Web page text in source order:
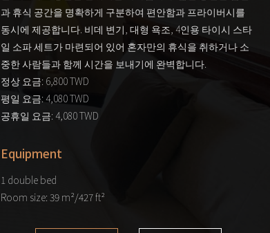
과 휴식 공간을 명확하게 구분하여 편안함과 프라이버시를
동시에 제공합니다. 비데 변기, 대형 욕조, 4인용 타이시 스타
일 소파 세트가 마련되어 있어 혼자만의 휴식을 취하거나 소
중한 사람들과 함께 시간을 보내기에 완벽합니다.
정상 요금: 6,800 TWD
평일 요금: 4,080 TWD
공휴일 요금: 4,080 TWD
Equipment
1 double bed
Room size: 39 m²/427 ft²